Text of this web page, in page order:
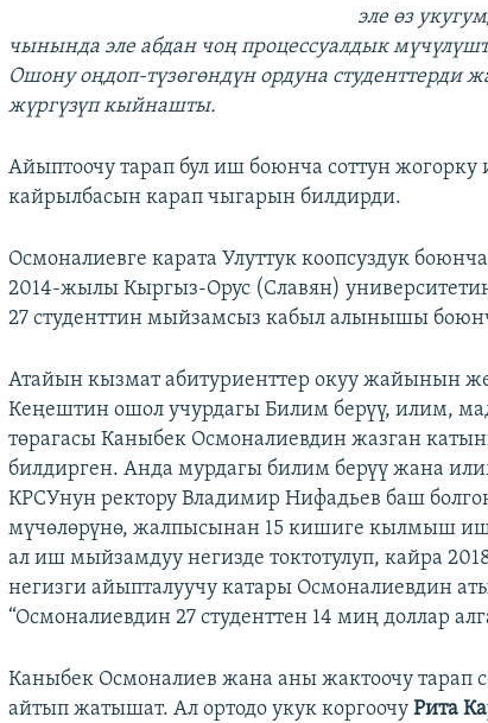
эле өз
чынында эле абдан чоң процессуалдык
Ошону оңдоп-түзөгөндүн ордуна
жүргүзүп кыйнашты.
Айыптоочу тарап бул иш боюнча соттун
кайрылбасын карап чыгарын билдирди.
Осмоналиевге карата Улуттук коопсуздук
2014-жылы Кыргыз-Орус (Славян)
27 студенттин мыйзамсыз кабыл алынышы
Атайын кызмат абитуриенттер окуу жайынын
Кеңештин ошол учурдагы Билим берүү, илим,
төрагасы Каныбек Осмоналиевдин жазган
билдирген. Анда мурдагы билим берүү жана
КРСУнун ректору Владимир Нифадьев баш
мүчөлөрүнө, жалпысынан 15 кишиге кылмыш
ал иш мыйзамдуу негизде токтотулуп, кайра
негизги айыпталуучу катары Осмоналиевдин
“Осмоналиевдин 27 cтуденттен 14 миң доллар
Каныбек Осмоналиев жана аны жактоочу тарап
айтып жатышат. Ал ортодо укук коргоочуРита